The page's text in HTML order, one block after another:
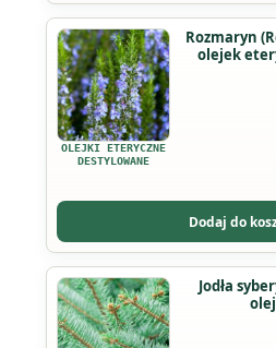
na
stronie
produktu
OLEJKI ETERYCZNE
DESTYLOWANE
Rozmaryn (Rosmarinus Officinalis)
olejek
Dodaj do
Ten
produkt
ma
wiele
wariantów.
Opcje
na
stronie
produktu
Jodła syberyjska
Ten
produkt
ma